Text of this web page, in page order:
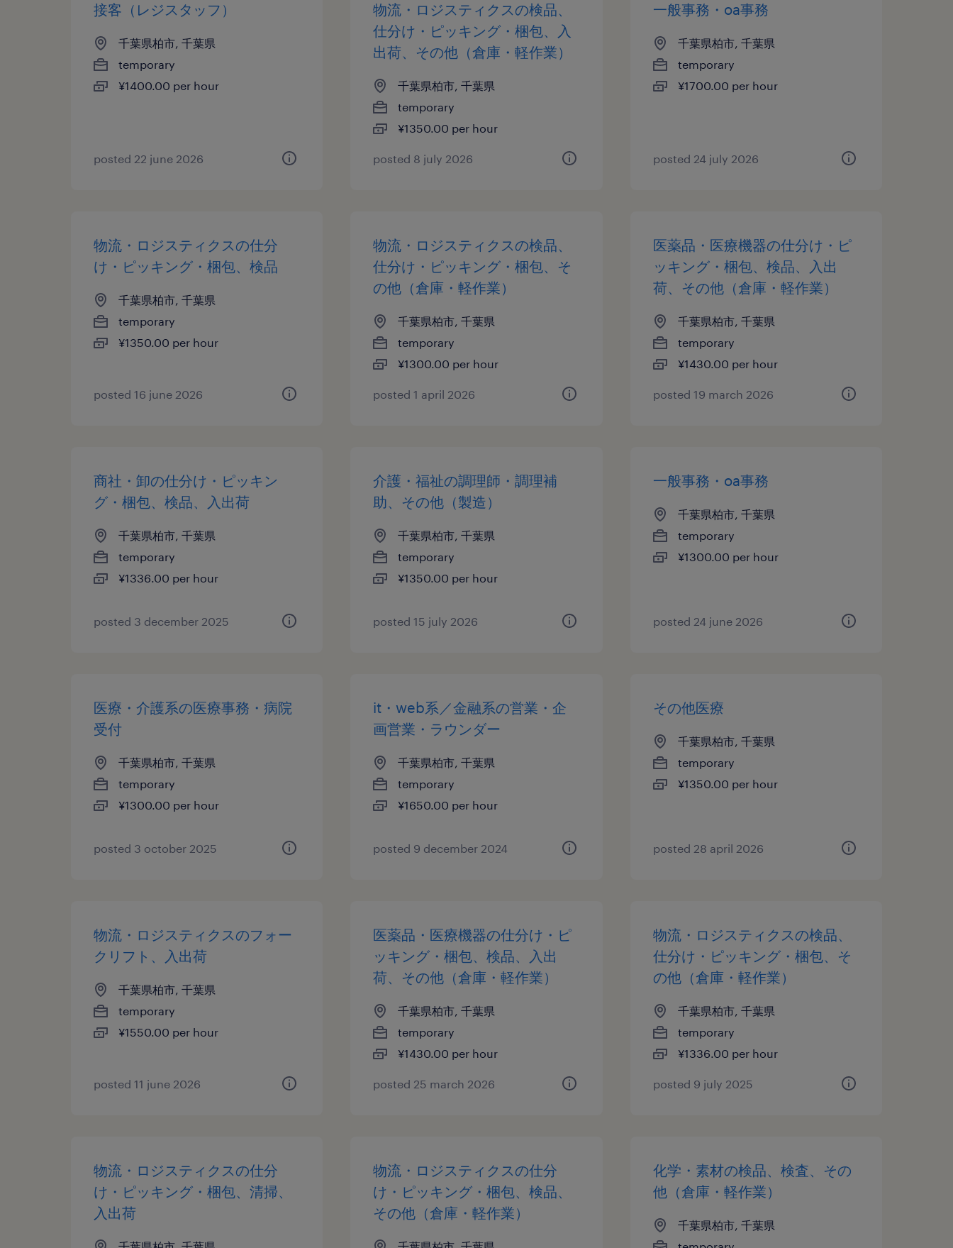
接客（レジスタッフ）
千葉県柏市, 千葉県
temporary
¥1400.00 per hour
posted 22 june 2026
物流・ロジスティクスの検品、
仕分け・ピッキング・梱包、入
出荷、その他（倉庫・軽作業）
千葉県柏市, 千葉県
temporary
¥1350.00 per hour
posted 8 july 2026
一般事務・oa事務
千葉県柏市, 千葉県
temporary
¥1700.00 per hour
posted 24 july 2026
物流・ロジスティクスの仕分
け・ピッキング・梱包、検品
千葉県柏市, 千葉県
temporary
¥1350.00 per hour
posted 16 june 2026
物流・ロジスティクスの検品、
仕分け・ピッキング・梱包、そ
の他（倉庫・軽作業）
千葉県柏市, 千葉県
temporary
¥1300.00 per hour
posted 1 april 2026
医薬品・医療機器の仕分け・ピ
ッキング・梱包、検品、入出
荷、その他（倉庫・軽作業）
千葉県柏市, 千葉県
temporary
¥1430.00 per hour
posted 19 march 2026
商社・卸の仕分け・ピッキン
グ・梱包、検品、入出荷
千葉県柏市, 千葉県
temporary
¥1336.00 per hour
posted 3 december 2025
介護・福祉の調理師・調理補
助、その他（製造）
千葉県柏市, 千葉県
temporary
¥1350.00 per hour
posted 15 july 2026
一般事務・oa事務
千葉県柏市, 千葉県
temporary
¥1300.00 per hour
posted 24 june 2026
医療・介護系の医療事務・病院
受付
千葉県柏市, 千葉県
temporary
¥1300.00 per hour
posted 3 october 2025
it・web系／金融系の営業・企
画営業・ラウンダー
千葉県柏市, 千葉県
temporary
¥1650.00 per hour
posted 9 december 2024
その他医療
千葉県柏市, 千葉県
temporary
¥1350.00 per hour
posted 28 april 2026
物流・ロジスティクスのフォー
クリフト、入出荷
千葉県柏市, 千葉県
temporary
¥1550.00 per hour
posted 11 june 2026
医薬品・医療機器の仕分け・ピ
ッキング・梱包、検品、入出
荷、その他（倉庫・軽作業）
千葉県柏市, 千葉県
temporary
¥1430.00 per hour
posted 25 march 2026
物流・ロジスティクスの検品、
仕分け・ピッキング・梱包、そ
の他（倉庫・軽作業）
千葉県柏市, 千葉県
temporary
¥1336.00 per hour
posted 9 july 2025
物流・ロジスティクスの仕分
け・ピッキング・梱包、清掃、
入出荷
物流・ロジスティクスの仕分
け・ピッキング・梱包、検品、
その他（倉庫・軽作業）
化学・素材の検品、検査、その
他（倉庫・軽作業）
千葉県柏市, 千葉県